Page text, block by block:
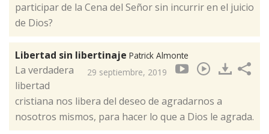
participar de la Cena del Señor sin incurrir en el juicio
de Dios?
Libertad sin libertinaje Patrick Almonte
29 septiembre, 2019
La verdadera
libertad
cristiana nos libera del deseo de agradarnos a
nosotros mismos, para hacer lo que a Dios le agrada.